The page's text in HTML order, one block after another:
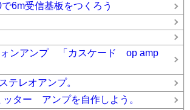
6m受信基板をつくろう
ォンアンプ 「カスケード op amp
テレオアンプ。
ッター アンプを自作しよう。